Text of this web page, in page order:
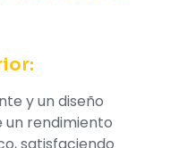
y un diseño
un rendimiento